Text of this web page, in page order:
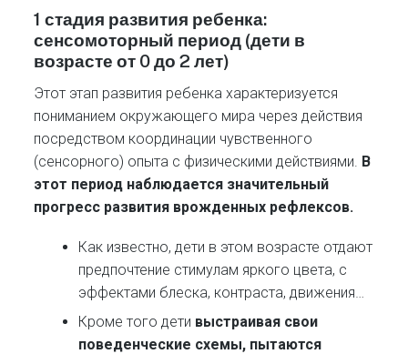
1 стадия развития ребенка:
сенсомоторный период (дети в
возрасте от 0 до 2 лет)
Этот этап развития ребенка характеризуется
пониманием окружающего мира через действия
посредством координации чувственного
(сенсорного) опыта с физическими действиями. В
этот период наблюдается значительный
прогресс развития врожденных рефлексов.
Как известно, дети в этом возрасте отдают
предпочтение стимулам яркого цвета, с
эффектами блеска, контраста, движения…
Кроме того дети выстраивая свои
поведенческие схемы, пытаются